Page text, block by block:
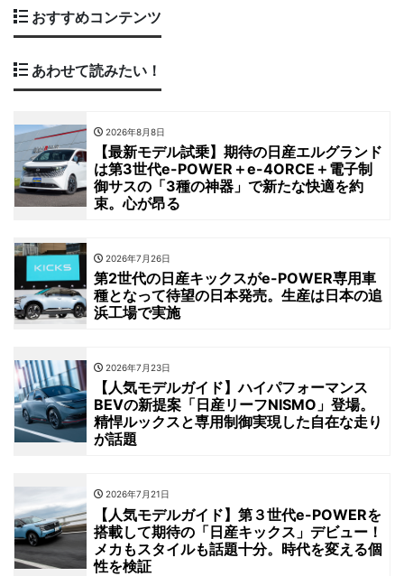
おすすめコンテンツ
あわせて読みたい！
2026年8月8日
【最新モデル試乗】期待の日産エルグランド
は第3世代e-POWER＋e-4ORCE＋電子制
御サスの「3種の神器」で新たな快適を約
束。心が昂る
2026年7月26日
第2世代の日産キックスがe-POWER専用車
種となって待望の日本発売。生産は日本の追
浜工場で実施
2026年7月23日
【人気モデルガイド】ハイパフォーマンス
BEVの新提案「日産リーフNISMO」登場。
精悍ルックスと専用制御実現した自在な走り
が話題
2026年7月21日
【人気モデルガイド】第３世代e-POWERを
搭載して期待の「日産キックス」デビュー！
メカもスタイルも話題十分。時代を変える個
性を検証